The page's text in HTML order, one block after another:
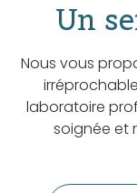
Un
Nous vous
laboratoire
soignée et